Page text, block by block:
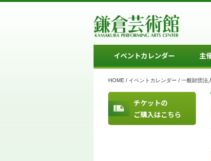
イベントカレンダー 主
HOME / イベントカレンダー / 一般財団法
チケットの
ご購入はこちら